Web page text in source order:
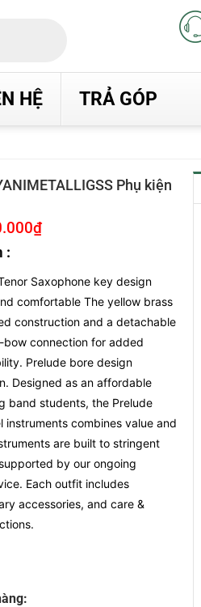
HỆ TRẢ GÓP
Phụ kiện
₫Giá
:
Saxophone key design
comfortable The yellow brass
construction and a detachable
connection for added
Prelude bore design
Designed as an affordable
band students, the Prelude
instruments combines value and
are built to stringent
by our ongoing
Each outfit includes
accessories, and care &